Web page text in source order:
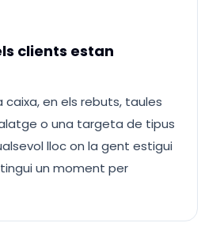
clients estan
caixa, en els rebuts, taules
o una targeta de tipus
lloc on la gent estigui
un moment per